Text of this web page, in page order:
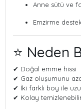
Anne sütü ve
Emzirme
⭐ Neden
✔ Doğal emme hissi
✔ Gaz oluşumunu
✔ İki farklı boy ile
✔ Kolay